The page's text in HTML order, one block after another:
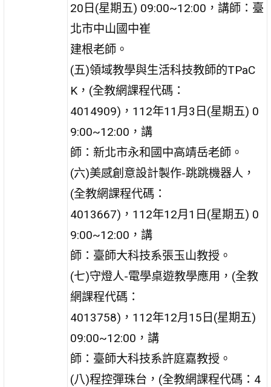
20日(星期五) 09:00~12:00，講師：臺
北市中山國中崔
建根老師。
(五)領域教學與生活科技教師的TPaC
K，(全教網課程代碼：
4014909)，112年11月3日(星期五) 0
9:00~12:00，講
師：新北市永和國中高靖岳老師。
(六)美感創意設計製作-跳跳機器人，
(全教網課程代碼：
4013667)，112年12月1日(星期五) 0
9:00~12:00，講
師：臺師大科技系張玉山教授。
(七)守燈人-電學桌遊教學應用，(全教
網課程代碼：
4013758)，112年12月15日(星期五)
09:00~12:00，講
師：臺師大科技系許庭嘉教授。
(八)程控彈珠台，(全教網課程代碼：4